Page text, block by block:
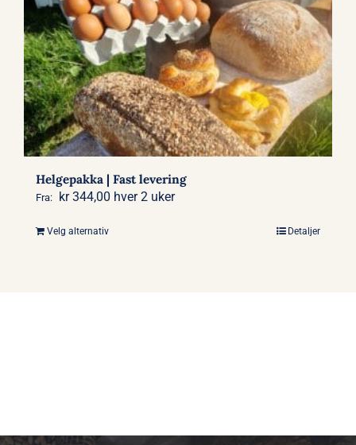
Alternativene
kan
velges
på
produktsiden
Helgepakka | Fast levering
Fra: kr344,00 hver 2 uker
Velg alternativDette
Detaljer